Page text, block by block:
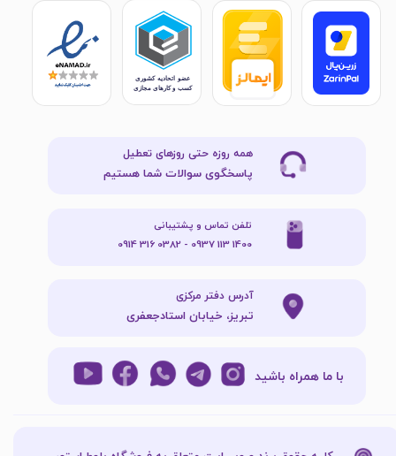
با ما همراه باشید
همه روزه حتی روزهای تعطیل
پاسخگوی سوالات شما هستیم
آدرس دفتر مرکزی
تبریز، خیابان استادجعفری
تلفن تماس و پشتیبانی
1400 113 0937 - 0382 316 0914